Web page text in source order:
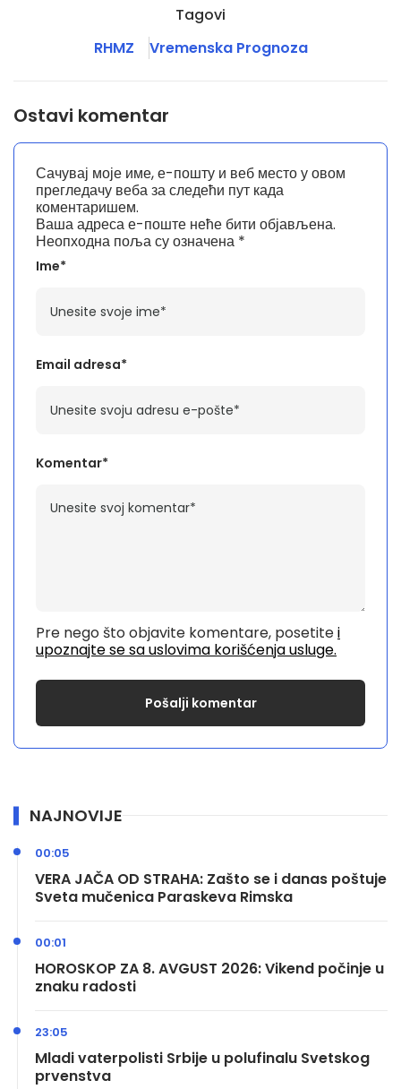
Tagovi
RHMZ
Vremenska Prognoza
Ostavi komentar
Ваша адреса е-поште неће бити објављена.
Неопходна поља су означена *
Komentar*
Pre nego što objavite komentare, posetitei
upoznajte se sa uslovima korišćenja usluge.
Ime*
Email adresa*
Сачувај моје име, е-пошту и веб место у овом
прегледачу веба за следећи пут када
коментаришем.
NAJNOVIJE
VERA JAČA OD STRAHA: Zašto se i danas poštuje
Sveta mučenica Paraskeva Rimska
00:05
HOROSKOP ZA 8. AVGUST 2026: Vikend počinje u
znaku radosti
00:01
Mladi vaterpolisti Srbije u polufinalu Svetskog
prvenstva
23:05